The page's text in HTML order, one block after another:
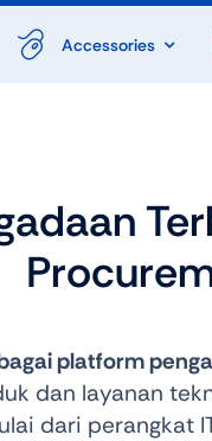
Accessories
platform
dan layanan
dari perangkat